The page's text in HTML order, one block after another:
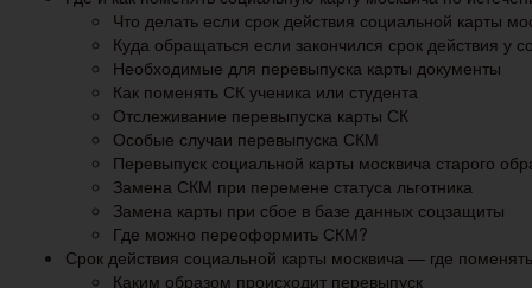
Что делать если срок действия социальной карты
Куда обращаться если закончился срок действия у
Необходимые для перевыпуска карты документы
Как поменять СК ученика или студента
Отслеживание перевыпуска карты СК
Особые случаи перевыпуска СКМ
Перевыпуск социальной карты москвича старого
Замена СКМ при перемене статуса льготника
Замена карты при сбое в базе данных соцзащиты
Где можно переоформить СКМ?
Срок действия социальной карты москвича — где
Каким образом происходит перевыпуск